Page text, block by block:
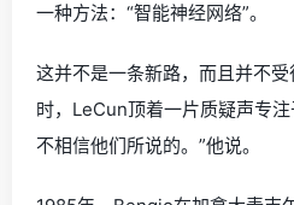
一种方法：“智能神经网络”。
这并不是一条新路，而且并不
时，LeCun顶着一片质疑声专
不相信他们所说的。”他说。